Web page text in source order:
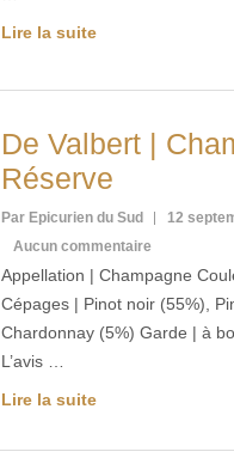
Lire la suite
De Valbert |
Réserve
Par Epicurien du Sud
12
Aucun commentaire
Appellation | Champagne
Cépages | Pinot noir (55%),
Chardonnay (5%) Garde | à
L’avis …
Lire la suite